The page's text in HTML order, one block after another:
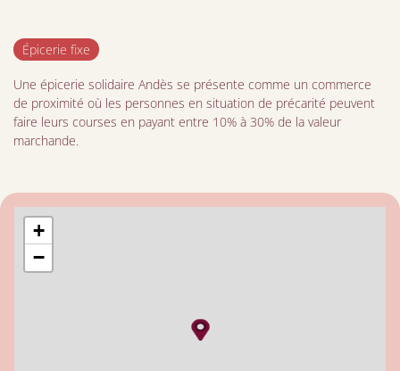
Épicerie fixe
Une épicerie solidaire Andès se présente comme un commerce
de proximité où les personnes en situation de précarité peuvent
faire leurs courses en payant entre 10% à 30% de la valeur
marchande.
+
−